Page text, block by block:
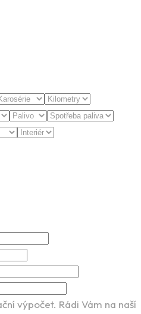
výpočet. Rádi Vám na naší